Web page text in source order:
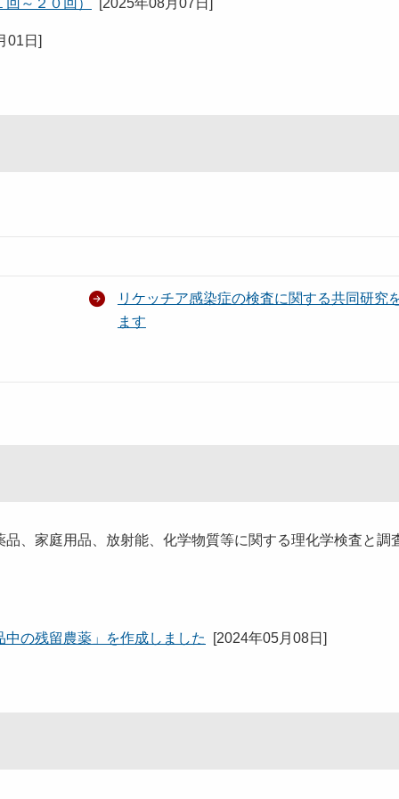
～２０回） [2025年08月07日 ]
01日 ]
リケッチア感染症の検査に関する共同研究
ます
、家庭用品、放射能、化学物質等に関する理化学検査と調
の残留農薬」を作成しました [2024年05月08日 ]